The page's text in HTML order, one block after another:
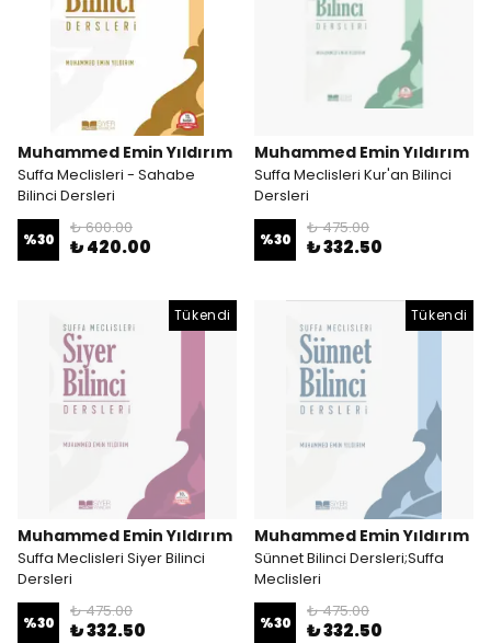
Muhammed Emin Yıldırım
Suffa Meclisleri - Sahabe
Bilinci Dersleri
%30
₺ 600.00
₺ 420.00
Muhammed Emin Yıldırım
Suffa Meclisleri Kur'an Bilinci
Dersleri
%30
₺ 475.00
₺ 332.50
Tükendi
Muhammed Emin Yıldırım
Suffa Meclisleri Siyer Bilinci
Dersleri
%30
₺ 475.00
₺ 332.50
Tükendi
Muhammed Emin Yıldırım
Sünnet Bilinci Dersleri;Suffa
Meclisleri
%30
₺ 475.00
₺ 332.50